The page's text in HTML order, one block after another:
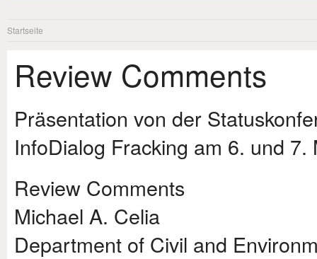
Startseite
Review Comments
Präsentation von der
InfoDialog Fracking am 6. und
Review Comments
Michael A. Celia
Department of Civil and